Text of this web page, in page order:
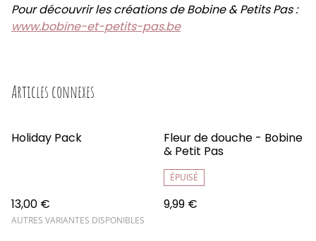
Pour découvrir les créations de Bobine & Petits Pas :
www.bobine-et-petits-pas.be
Articles connexes
Holiday Pack
13,00 €
AUTRES VARIANTES DISPONIBLES
Fleur de douche - Bobine
& Petit Pas
ÉPUISÉ
9,99 €